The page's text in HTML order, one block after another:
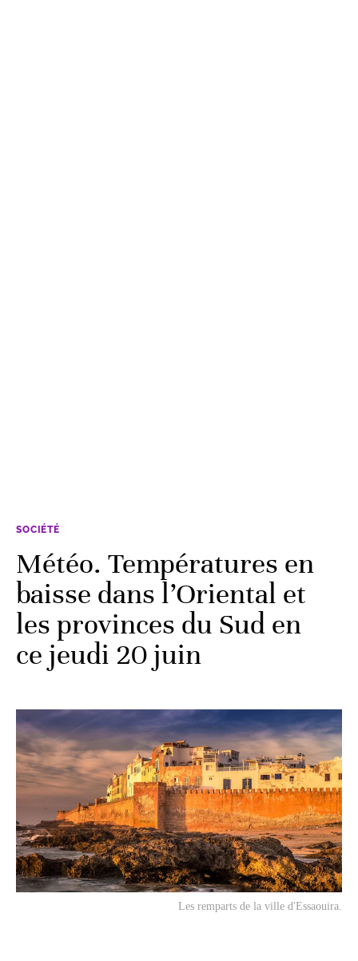
SOCIÉTÉ
Météo. Températures en
baisse dans l’Oriental et
les provinces du Sud en
ce jeudi 20 juin
Les remparts de la ville d'Essaouira.